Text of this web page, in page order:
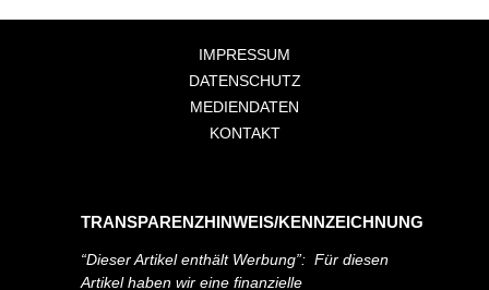
IMPRESSUM
DATENSCHUTZ
MEDIENDATEN
KONTAKT
TRANSPARENZHINWEIS/KENNZEICHNUNG
“Dieser Artikel enthält Werbung”: Für diesen
Artikel haben wir eine finanzielle